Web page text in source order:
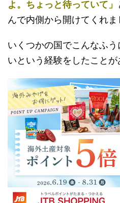
よ。ちょっと待っていて」
んで内側から開けてくれま
いくつかの国でこんなふ
いという経験をしたことが